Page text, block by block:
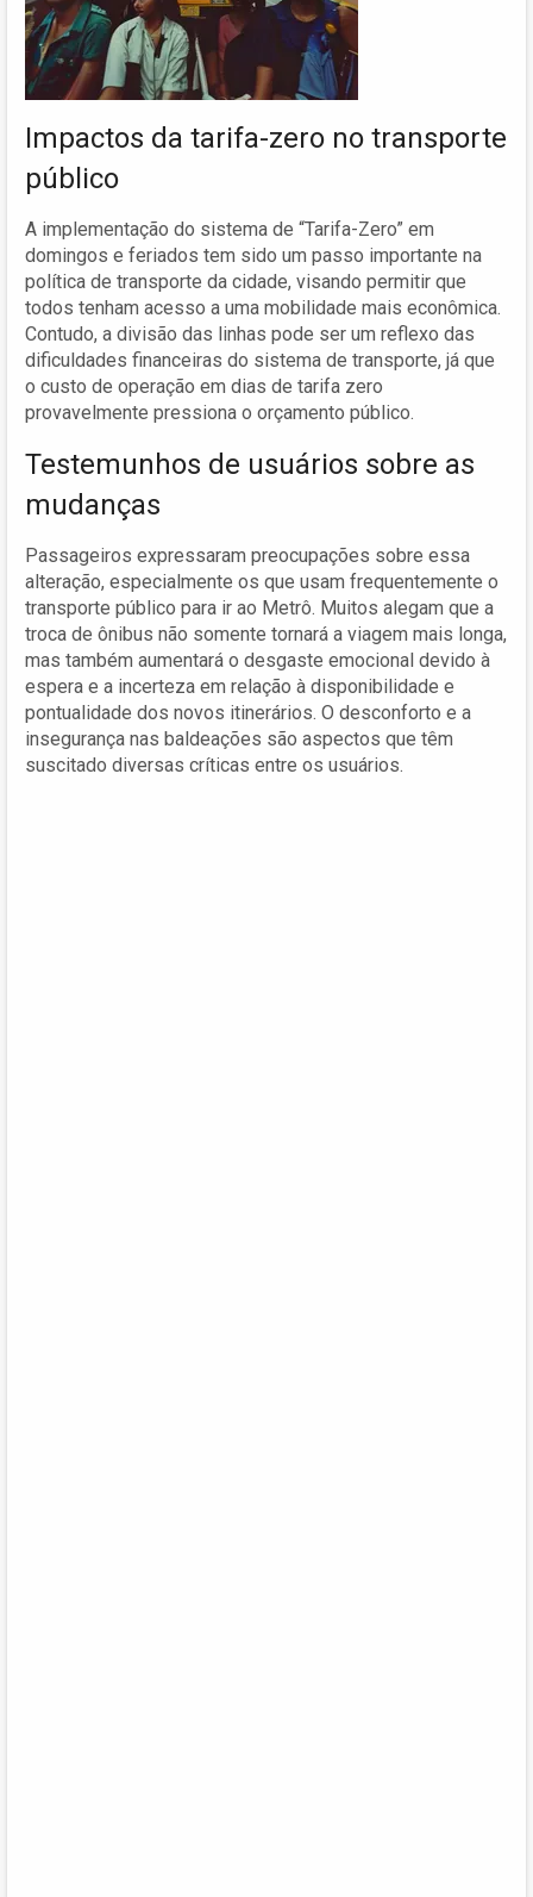
Impactos da tarifa-zero no transporte
público
A implementação do sistema de “Tarifa-Zero” em
domingos e feriados tem sido um passo importante na
política de transporte da cidade, visando permitir que
todos tenham acesso a uma mobilidade mais econômica.
Contudo, a divisão das linhas pode ser um reflexo das
dificuldades financeiras do sistema de transporte, já que
o custo de operação em dias de tarifa zero
provavelmente pressiona o orçamento público.
Testemunhos de usuários sobre as
mudanças
Passageiros expressaram preocupações sobre essa
alteração, especialmente os que usam frequentemente o
transporte público para ir ao Metrô. Muitos alegam que a
troca de ônibus não somente tornará a viagem mais longa,
mas também aumentará o desgaste emocional devido à
espera e a incerteza em relação à disponibilidade e
pontualidade dos novos itinerários. O desconforto e a
insegurança nas baldeações são aspectos que têm
suscitado diversas críticas entre os usuários.